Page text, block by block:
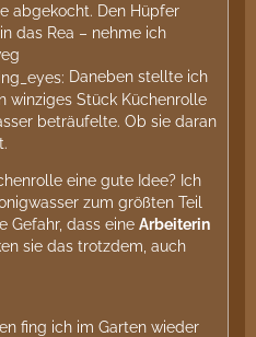
abgekocht. Den Hüpfer
das Rea – nehme ich
Daneben stellte ich
winziges Stück Küchenrolle
beträufelte. Ob sie daran
eine gute Idee? Ich
zum größten Teil
Gefahr, dass eine Arbeiterin
sie das trotzdem, auch
fing ich im Garten wieder